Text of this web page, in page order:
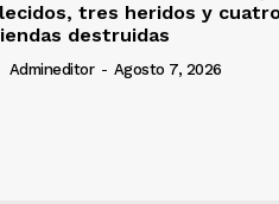
tres heridos y
destruidas
Admineditor - Agosto 7, 2026